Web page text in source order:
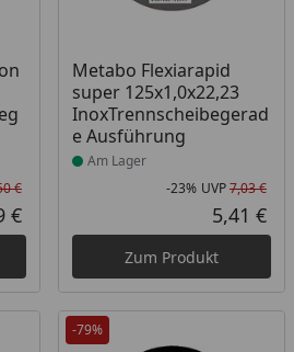
Rabatt in Prozent
Ursprünglicher Preis
€
Aktueller Preis
€
Metabo Flexiarapid
super 125x1,0x22,23
InoxTrennscheibegerad
e Ausführung
Produkt am Lager
Am Lager
-23% UVP7,03 €
5,41 €
Zum Produkt
-79%